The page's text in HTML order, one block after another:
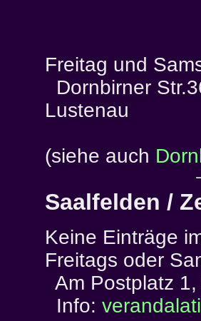
Freitag und
Dornbirner
Lustenau
(siehe auch
Saalfelden /
Keine Einträge
Freitags oder
Am Postplatz
Info: